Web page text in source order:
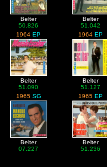
Belter
50.826
Belter
51.042
1964 EP
Belter
51.090
1964 EP
Belter
51.127
1965 SG
Belter
07.227
1965 EP
Belter
51.236